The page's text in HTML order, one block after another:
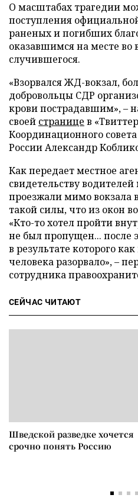
О масштабах трагедии
поступления
раненых и погибших
оказавшимся на месте во
случившегося.
«Взорвался ЖД-вокзал,
добровольцы СДР
крови пострадавшим», –
своей странице в
Координационного
России Александр
Как передает местное
свидетельству
проезжали мимо вокзала
такой силы, что из окон
«Кто-то хотел пройти
не был пропущен... после
в результате которого
человека разорвало», –
сотрудника
СЕЙЧАС ЧИТАЮТ
Шведской разведке хочется
срочно понять Россию